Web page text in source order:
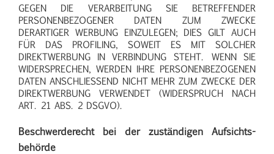
GEGEN DIE VERARBEITUNG SIE BETREFFENDER
PERSONENBEZOGENER DATEN ZUM ZWECKE
DERARTIGER WERBUNG EINZULEGEN; DIES GILT AUCH
FÜR DAS PROFILING, SOWEIT ES MIT SOLCHER
DIREKTWERBUNG IN VERBINDUNG STEHT. WENN SIE
WIDERSPRECHEN, WERDEN IHRE PERSONENBEZOGENEN
DATEN ANSCHLIESSEND NICHT MEHR ZUM ZWECKE DER
DIREKTWERBUNG VERWENDET (WIDERSPRUCH NACH
ART. 21 ABS. 2 DSGVO).
Beschwerde­recht bei der zuständigen Aufsichts­
behörde